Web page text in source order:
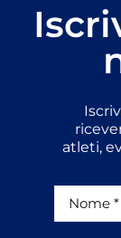
atleti,